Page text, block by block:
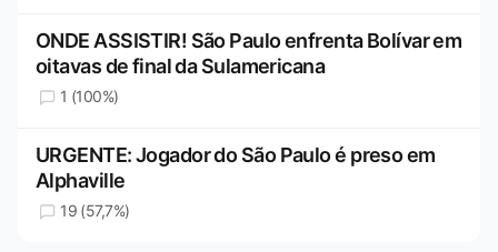
ONDE ASSISTIR! São Paulo enfrenta Bolívar em
oitavas de final da Sulamericana
1 (100%)
URGENTE: Jogador do São Paulo é preso em
Alphaville
19 (57,7%)